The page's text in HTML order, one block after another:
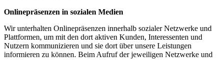
Onlinepräsenzen in sozialen Medien
Wir unterhalten Onlinepräsenzen innerhalb sozialer Netzwerke und
Plattformen, um mit den dort aktiven Kunden, Interessenten und
Nutzern kommunizieren und sie dort über unsere Leistungen
informieren zu können. Beim Aufruf der jeweiligen Netzwerke und